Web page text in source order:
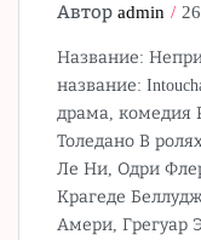
Авторadmin
Название:
название:
драма, комедия
Толедано В
Ле Ни, Одри
Крагеде
Амери, Грегуар